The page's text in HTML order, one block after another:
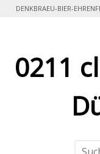
SkipDENKBRAEU-BIER-
0211